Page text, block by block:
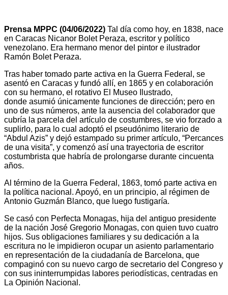
Prensa MPPC (04/06/2022) Tal día como hoy, en 1838, nace
en Caracas Nicanor Bolet Peraza, escritor y político
venezolano. Era hermano menor del pintor e ilustrador
Ramón Bolet Peraza.
Tras haber tomado parte activa en la Guerra Federal, se
asentó en Caracas y fundó allí, en 1865 y en colaboración
con su hermano, el rotativo El Museo Ilustrado,
donde asumió únicamente funciones de dirección; pero en
uno de sus números, ante la ausencia del colaborador que
cubría la parcela del artículo de costumbres, se vio forzado a
suplirlo, para lo cual adoptó el pseudónimo literario de
“Abdul Azis” y dejó estampado su primer artículo, “Percances
de una visita”, y comenzó así una trayectoria de escritor
costumbrista que habría de prolongarse durante cincuenta
años.
Al término de la Guerra Federal, 1863, tomó parte activa en
la política nacional. Apoyó, en un principio, al régimen de
Antonio Guzmán Blanco, que luego fustigaría.
Se casó con Perfecta Monagas, hija del antiguo presidente
de la nación José Gregorio Monagas, con quien tuvo cuatro
hijos. Sus obligaciones familiares y su dedicación a la
escritura no le impidieron ocupar un asiento parlamentario
en representación de la ciudadanía de Barcelona, que
compaginó con su nuevo cargo de secretario del Congreso y
con sus ininterrumpidas labores periodísticas, centradas en
La Opinión Nacional.